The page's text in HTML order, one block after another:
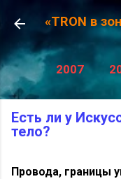
К
«TRON в
2007
Есть ли у
тело?
Провода, границы